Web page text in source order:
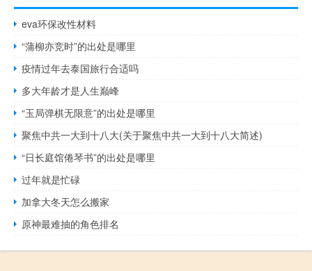
eva环保改性材料
“蒲柳亦竞时”的出处是哪里
疫情过年去泰国旅行合适吗
多大年龄才是人生巅峰
“玉局弹棋无限意”的出处是哪里
聚焦中共一大到十八大(关于聚焦中共一大到十八大简述)
“日长庭馆倦琴书”的出处是哪里
过年就是忙碌
加拿大冬天怎么搬家
原神最难抽的角色排名